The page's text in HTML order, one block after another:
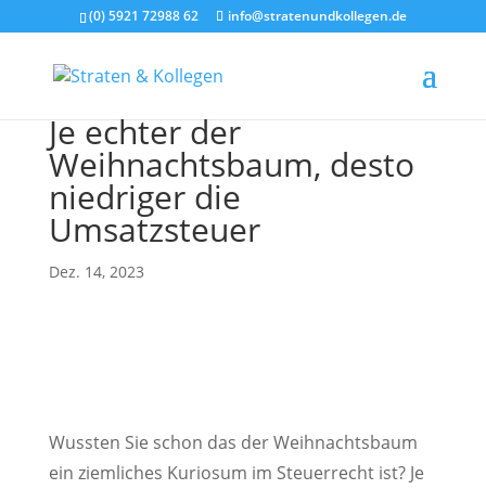
(0) 5921 72988 62 info@stratenundkollegen.de
Je echter der
Weihnachtsbaum, desto
niedriger die
Umsatzsteuer
Dez. 14, 2023
Wussten Sie schon das der Weihnachtsbaum
ein ziemliches Kuriosum im Steuerrecht ist? Je